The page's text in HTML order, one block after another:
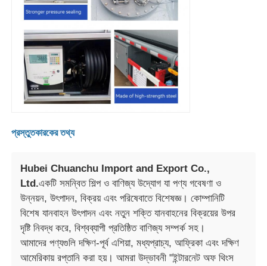
প্রস্তুতকারকের তথ্য
Hubei Chuanchu Import and Export Co.,
Ltd.একটি সমন্বিত শিল্প ও বাণিজ্য উদ্যোগ যা পণ্য গবেষণা ও
উন্নয়ন, উৎপাদন, বিক্রয় এবং পরিষেবাতে বিশেষজ্ঞ। কোম্পানিটি
বিশেষ যানবাহন উৎপাদন এবং নতুন শক্তি যানবাহনের বিক্রয়ের উপর
দৃষ্টি নিবদ্ধ করে, বিশ্বব্যাপী প্রতিষ্ঠিত বাণিজ্য সম্পর্ক সহ।
আমাদের পণ্যগুলি দক্ষিণ-পূর্ব এশিয়া, মধ্যপ্রাচ্য, আফ্রিকা এবং দক্ষিণ
আমেরিকায় রপ্তানি করা হয়। আমরা উদ্ভাবনী "ইন্টারনেট অফ থিংস